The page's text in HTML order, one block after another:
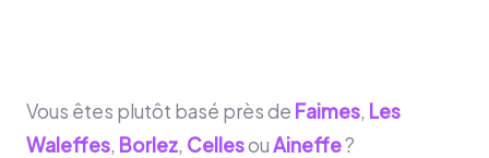
Vous êtes plutôt basé près de Faimes, Les
Waleffes, Borlez, CellesouAineffe?